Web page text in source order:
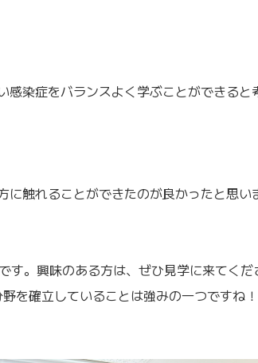
染症をバランスよく学ぶことができると
触れることができたのが良かったと思い
。興味のある方は、ぜひ見学に来てくだ
を確立していることは強みの一つですね